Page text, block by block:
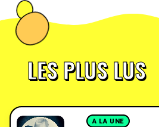
LES PLUS LUS
A LA UNE